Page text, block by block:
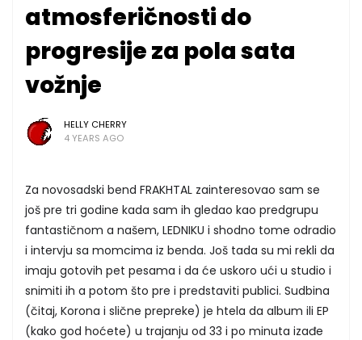
atmosferičnosti do
progresije za pola sata
vožnje
HELLY CHERRY
4 YEARS AGO
Za novosadski bend FRAKHTAL zainteresovao sam se
još pre tri godine kada sam ih gledao kao predgrupu
fantastičnom a našem, LEDNIKU i shodno tome odradio
i intervju sa momcima iz benda. Još tada su mi rekli da
imaju gotovih pet pesama i da će uskoro ući u studio i
snimiti ih a potom što pre i predstaviti publici. Sudbina
(čitaj, Korona i slične prepreke) je htela da album ili EP
(kako god hoćete) u trajanju od 33 i po minuta izađe